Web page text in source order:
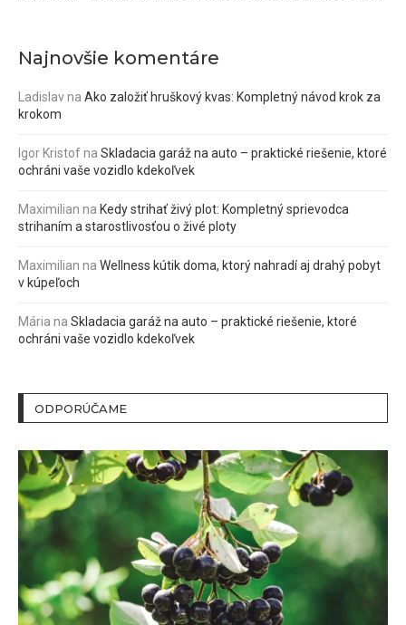
Najnovšie komentáre
Ladislavna Ako založiť hruškový kvas: Kompletný návod krok za
krokom
Igor Kristofna Skladacia garáž na auto – praktické riešenie, ktoré
ochráni vaše vozidlo kdekoľvek
Maximilian na Kedy strihať živý plot: Kompletný sprievodca
strihaním a starostlivosťou o živé ploty
Maximilian na Wellness kútik doma, ktorý nahradí aj drahý pobyt
v kúpeľoch
Mária na Skladacia garáž na auto – praktické riešenie, ktoré
ochráni vaše vozidlo kdekoľvek
ODPORÚČAME